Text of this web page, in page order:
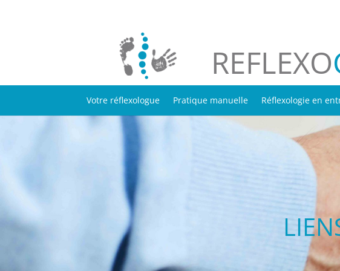
REFLEXO
Votre réflexologue Pratique manuelle Réflexologie en